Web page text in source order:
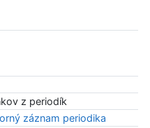
z periodík
záznam periodika